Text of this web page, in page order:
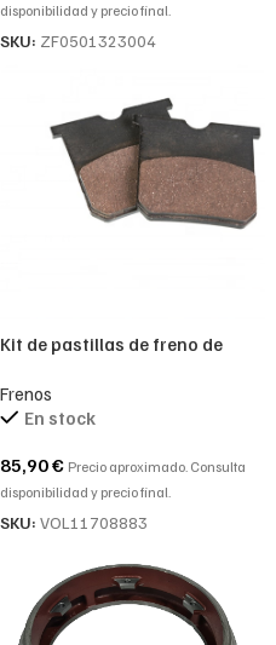
disponibilidad y precio final.
SKU: ZF0501323004
Kit de pastillas de freno de
Frenos
En stock
85,90€ Precio aproximado. Consulta
disponibilidad y precio final.
SKU: VOL11708883